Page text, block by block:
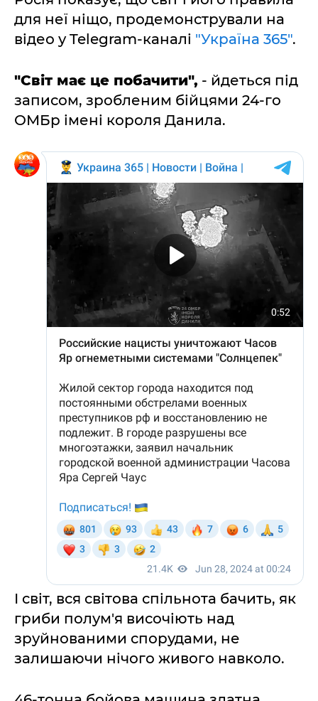
для неї ніщо, продемонстрували на
відео у Telegram-каналі "Україна 365".
"Світ має це побачити", - йдеться під
записом, зробленим бійцями 24-го
ОМБр імені короля Данила.
І світ, вся світова спільнота бачить, як
гриби полум'я височіють над
зруйнованими спорудами, не
залишаючи нічого живого навколо.